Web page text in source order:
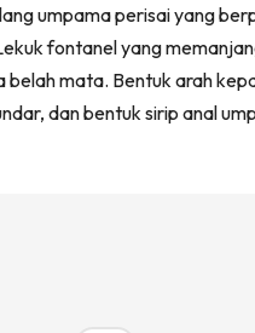
umpama perisai yang
fontanel yang
belah mata. Bentuk arah
dan bentuk sirip anal